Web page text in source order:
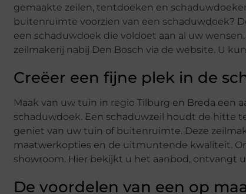
gemaakte zeilen, tentdoeken en
buitenruimte voorzien van een schaduwdoek?
een schaduwdoek die voldoet aan al uw
zeilmakerij nabij Den Bosch via de website. U
Creëer een fijne plek in de
Maak van uw tuin in regio Tilburg en Breda
schaduwdoek. Een schaduwzeil houdt de hitte
geniet van uw tuin of buitenruimte. Deze
maatwerkopties en de uitmuntende kwaliteit.
showroom. Hier bekijkt u het aanbod, ontvangt
De voordelen van een op